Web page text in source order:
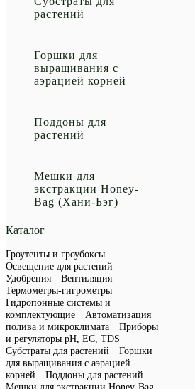
растений
Горшки для
выращивания с
аэрацией корней
Поддоны для
растений
Мешки для
экстракции Honey-
Bag (Хани-Бэг)
Каталог
Гроутенты и гроубоксы
Освещение для растений
Удобрения
Вентиляция
Термометры-гигрометры
Гидропонные системы и
комплектующие
Автоматизация
полива и микроклимата
Приборы
и регуляторы рН, EC, TDS
Субстраты для растений
Горшки
для выращивания с аэрацией
корней
Поддоны для растений